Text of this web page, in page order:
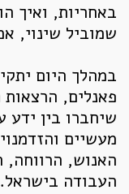
באחריות, ואיך
שמוביל שינוי,
במהלך היום
פאנלים,
שיחברו בין ידע
מעשיים
האנוש, הרווחה,
העבודה בישראל.